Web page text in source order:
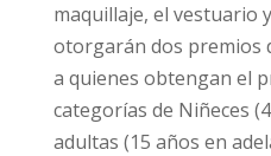
maquillaje, el vestuario
otorgarán dos premios
a quienes obtengan el
categorías de Niñeces
adultas (15 años en